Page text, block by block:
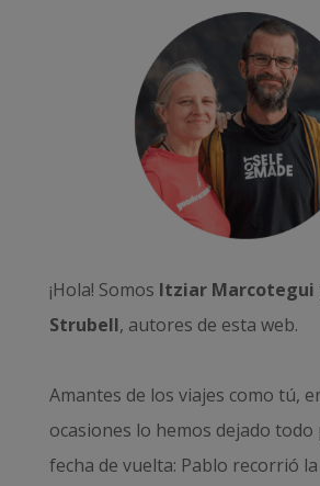
¡Hola! Somos Itziar Marcotegui
Strubell, autores de esta web.
Amantes de los viajes como tú,
ocasiones lo hemos dejado
fecha de vuelta: Pablo recorrió la